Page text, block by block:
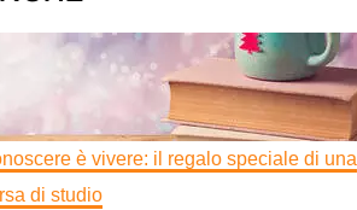
è vivere: il regalo speciale di una
di studio